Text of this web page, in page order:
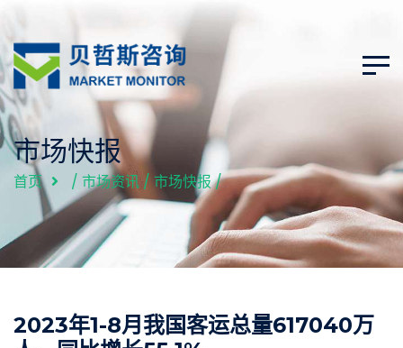
市场快报
首页 / 市场资讯/市场快报/
2023年1-8月我国客运总量617040万